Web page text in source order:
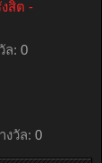
สิต -
ล: 0
งวัล: 0